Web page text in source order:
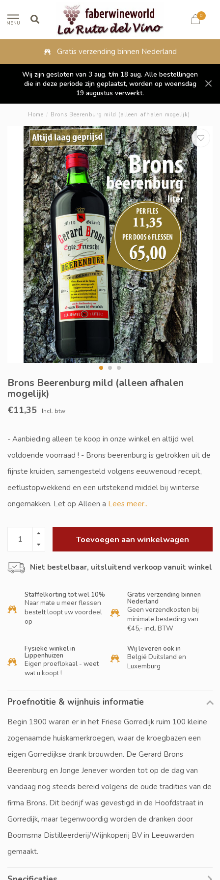
MENU
0
Gratis verzending binnen Nederland
Wij zijn gesloten van 3 aug. t/m 18 aug. Alle bestellingen
die in deze periode zijn geplaatst, worden op woensdag
19 augustus verwerkt.
Home / Brons Beerenburg mild (alleen afhalen mogelijk)
Brons Beerenburg mild (alleen afhalen
mogelijk)
€11,35 Incl. btw
- Aanbieding alleen te koop in onze winkel en altijd wel
voldoende voorraad ! - Brons beerenburg is getrokken uit de
fijnste kruiden, samengesteld volgens eeuwenoud recept,
eetlustopwekkend en een uitstekend middel bij winterse
ongemakken. Let op Alleen a Lees meer..
Toevoegen aan winkelwagen
Niet bestelbaar, uitsluitend verkoop vanuit winkel
Staffelkorting tot wel 10%
Naar mate u meer flessen
bestelt loopt uw voordeel
op
Gratis verzending binnen
Nederland
Geen verzendkosten bij
minimale besteding van
€45,- incl. BTW
Fysieke winkel in
Lippenhuizen
Eigen proeflokaal - weet
wat u koopt !
Wij leveren ook in
België Duitsland en
Luxemburg
Proefnotitie & wijnhuis informatie
Begin 1900 waren er in het Friese Gorredijk ruim 100 kleine
zogenaamde huiskamerkroegen, waar de kroegbazen een
eigen Gorredijkse drank brouwden. De Gerard Brons
Beerenburg en Jonge Jenever worden tot op de dag van
vandaag nog steeds bereid volgens de oude tradities van de
firma Brons. Dit bedrijf was gevestigd in de Hoofdstraat in
Gorredijk, maar tegenwoordig worden de dranken door
Boomsma Distilleerderij/Wijnkoperij BV in Leeuwarden
gemaakt.